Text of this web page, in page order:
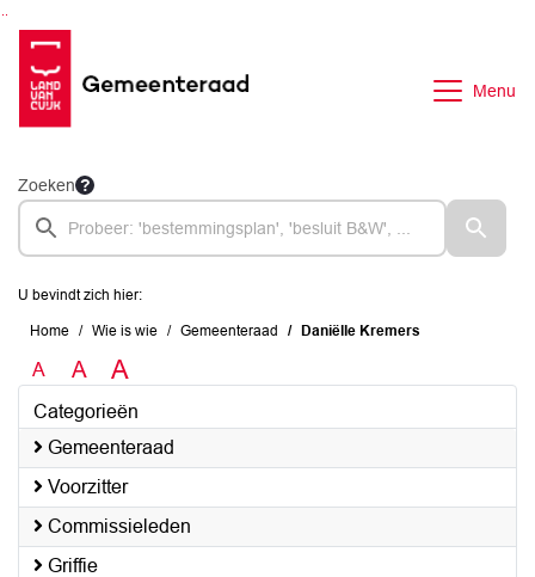
Menu
Zoeken
U bevindt zich hier:
Home Wie is wie Gemeenteraad Daniëlle Kremers
A A A
Categorieën
Gemeenteraad
Voorzitter
Commissieleden
Griffie